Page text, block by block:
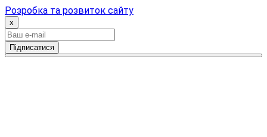
Розробка та розвиток сайту
x